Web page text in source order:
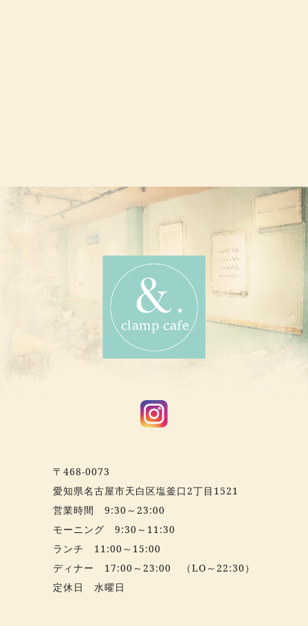
〒468-0073
愛知県名古屋市天白区塩釜口2丁目1521
営業時間 9:30～23:00
モーニング 9:30～11:30
ランチ 11:00～15:00
ディナー 17:00～23:00 （LO～22:30）
定休日 水曜日